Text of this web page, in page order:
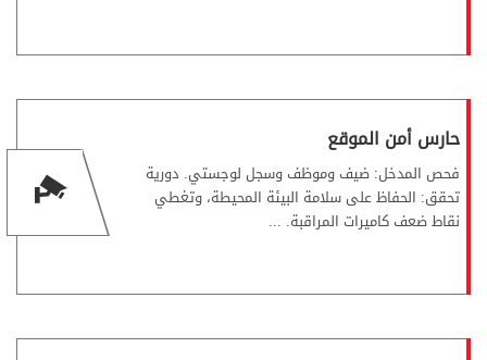
حارس أمن الموقع
فحص المدخل: ضيف وموظف وسجل لوجستي. دورية
تحقق: الحفاظ على سلامة البيئة المحيطة، وتغطي
نقاط ضعف كاميرات المراقبة. ...